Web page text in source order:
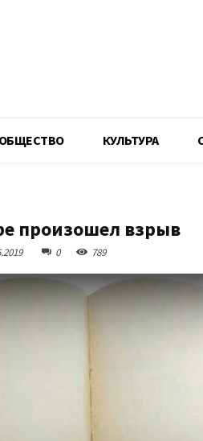
ОБЩЕСТВО КУЛЬТУРА
произошел взрыв
0 789